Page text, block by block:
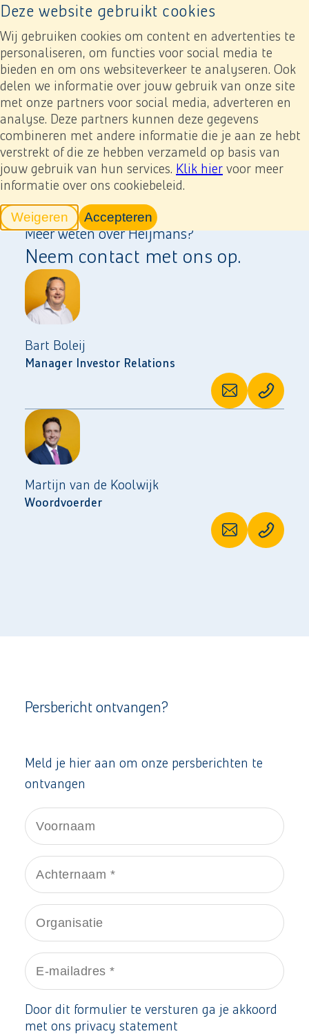
Deze website gebruikt cookies
Wij gebruiken cookies om content en advertenties te
personaliseren, om functies voor social media te
bieden en om ons websiteverkeer te analyseren. Ook
delen we informatie over jouw gebruik van onze site
met onze partners voor social media, adverteren en
analyse. Deze partners kunnen deze gegevens
combineren met andere informatie die je aan ze hebt
verstrekt of die ze hebben verzameld op basis van
jouw gebruik van hun services. Klik hier voor meer
informatie over ons cookiebeleid.
Weigerentracking scripts
Accepterentracking scripts, de pagina zal
Naar home pagina
Contact Investor
Relations
Meer weten over Heijmans?
Neem contact met ons op.
Bart Boleij
Manager Investor Relations
Martijn van de Koolwijk
Woordvoerder
Persbericht ontvangen?
Meld je hier aan om onze persberichten te
ontvangen
Door dit formulier te versturen ga je akkoord
met ons privacy statement